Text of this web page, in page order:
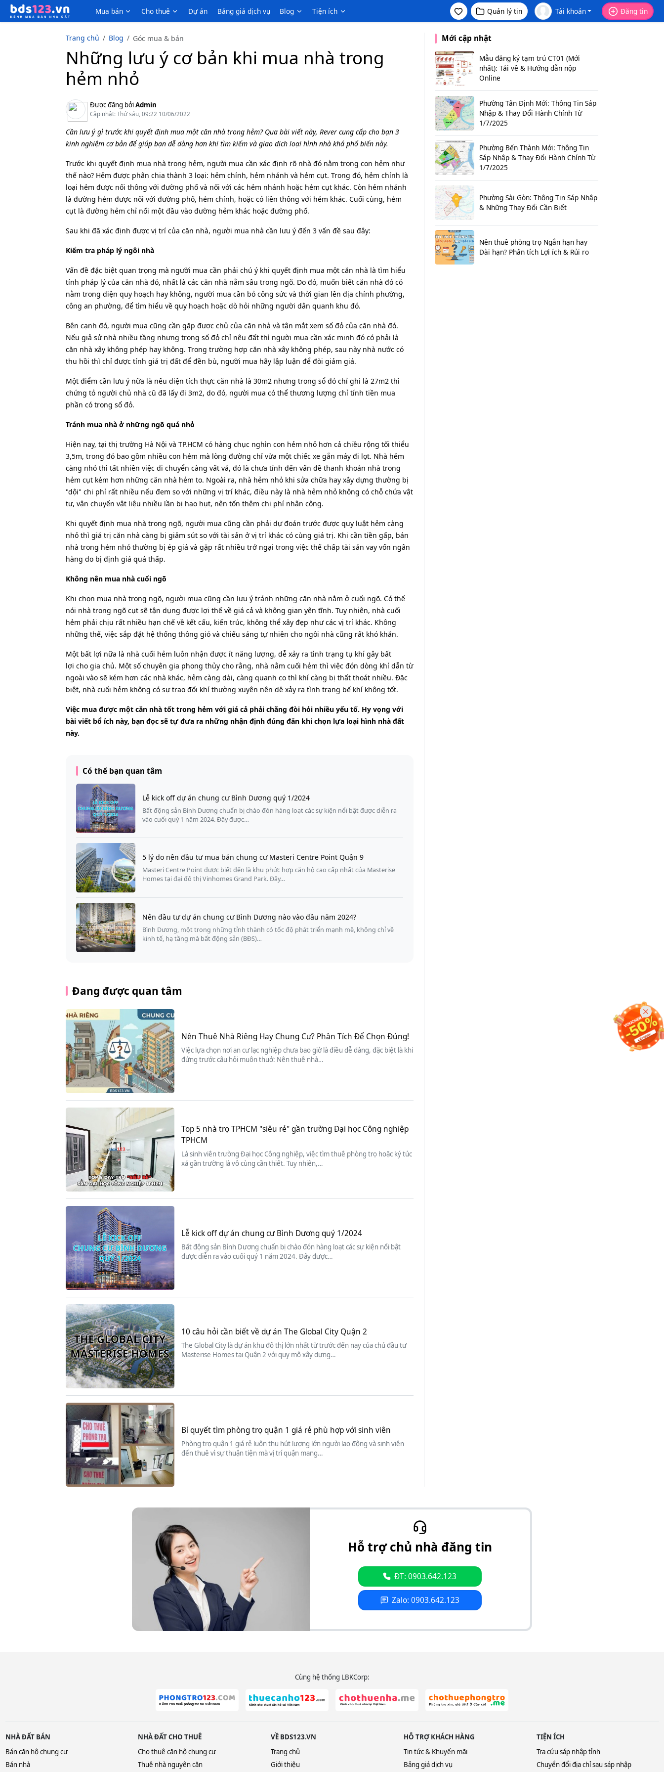
Mua bán Cho thuê Dự án Bảng giá dịch vụ Blog Tiện ích Quản lý tin Tài khoản Đăng tin
Trang chủ Blog Góc mua & bán
Những lưu ý cơ bản khi mua nhà trong
hẻm nhỏ
Được đăng bởiAdmin
Cập nhật: Thứ sáu, 09:22 10/06/2022
Cần lưu ý gì trước khi quyết định mua một căn nhà trong hẻm? Qua bài viết này, Rever cung cấp cho bạn 3
kinh nghiệm cơ bản để giúp bạn dễ dàng hơn khi tìm kiếm và giao dịch loại hình nhà khá phổ biến này.
Trước khi quyết định mua nhà trong hẻm, người mua cần xác định rõ nhà đó nằm trong con hẻm như
thế nào? Hẻm được phân chia thành 3 loại: hẻm chính, hẻm nhánh và hẻm cụt. Trong đó, hẻm chính là
loại hẻm được nối thông với đường phố và nối với các hẻm nhánh hoặc hẻm cụt khác. Còn hẻm nhánh
là đường hẻm được nối với đường phố, hẻm chính, hoặc có liên thông với hẻm khác. Cuối cùng, hẻm
cụt là đường hẻm chỉ nối một đầu vào đường hẻm khác hoặc đường phố.
Sau khi đã xác định được vị trí của căn nhà, người mua nhà cần lưu ý đến 3 vấn đề sau đây:
Kiểm tra pháp lý ngôi nhà
Vấn đề đặc biệt quan trọng mà người mua cần phải chú ý khi quyết định mua một căn nhà là tìm hiểu
tính pháp lý của căn nhà đó, nhất là các căn nhà nằm sâu trong ngõ. Do đó, muốn biết căn nhà đó có
nằm trong diện quy hoạch hay không, người mua cần bỏ công sức và thời gian lên địa chính phường,
công an phường, để tìm hiểu về quy hoạch hoặc dò hỏi những người dân quanh khu đó.
Bên cạnh đó, người mua cũng cần gặp được chủ của căn nhà và tận mắt xem sổ đỏ của căn nhà đó.
Nếu giả sử nhà nhiều tầng nhưng trong sổ đỏ chỉ nêu đất thì người mua cần xác minh đó có phải là
căn nhà xây không phép hay không. Trong trường hợp căn nhà xây không phép, sau này nhà nước có
thu hồi thì chỉ được tính giá trị đất để đền bù, người mua hãy lập luận để đòi giảm giá.
Một điểm cần lưu ý nữa là nếu diện tích thực căn nhà là 30m2 nhưng trong sổ đỏ chỉ ghi là 27m2 thì
chứng tỏ người chủ nhà cũ đã lấy đi 3m2, do đó, người mua có thể thương lượng chỉ tính tiền mua
phần có trong sổ đỏ.
Tránh mua nhà ở những ngõ quá nhỏ
Hiện nay, tại thị trường Hà Nội và TP.HCM có hàng chục nghìn con hẻm nhỏ hơn cả chiều rộng tối thiểu
3,5m, trong đó bao gồm nhiều con hẻm mà lòng đường chỉ vừa một chiếc xe gắn máy đi lọt. Nhà hẻm
càng nhỏ thì tất nhiên việc di chuyển càng vất vả, đó là chưa tính đến vấn đề thanh khoản nhà trong
hẻm cụt kém hơn những căn nhà hẻm to. Ngoài ra, nhà hẻm nhỏ khi sửa chữa hay xây dựng thường bị
"dội" chi phí rất nhiều nếu đem so với những vị trí khác, điều này là nhà hẻm nhỏ không có chỗ chứa vật
tư, vận chuyển vật liệu nhiều lần bị hao hụt, nên tốn thêm chi phí nhân công.
Khi quyết định mua nhà trong ngõ, người mua cũng cần phải dự đoán trước được quy luật hẻm càng
nhỏ thì giá trị căn nhà càng bị giảm sút so với tài sản ở vị trí khác có cùng giá trị. Khi cần tiền gấp, bán
nhà trong hẻm nhỏ thường bị ép giá và gặp rất nhiều trở ngại trong việc thế chấp tài sản vay vốn ngân
hàng do bị định giá quá thấp.
Không nên mua nhà cuối ngõ
Khi chọn mua nhà trong ngõ, người mua cũng cần lưu ý tránh những căn nhà nằm ở cuối ngõ. Có thể
nói nhà trong ngõ cụt sẽ tận dụng được lợi thế về giá cả và không gian yên tĩnh. Tuy nhiên, nhà cuối
hẻm phải chịu rất nhiều hạn chế về kết cấu, kiến trúc, không thể xây đẹp như các vị trí khác. Không
những thế, việc sắp đặt hệ thống thông gió và chiếu sáng tự nhiên cho ngôi nhà cũng rất khó khăn.
Một bất lợi nữa là nhà cuối hẻm luôn nhận được ít năng lượng, dễ xảy ra tình trạng tụ khí gây bất
lợi cho gia chủ. Một số chuyên gia phong thủy cho rằng, nhà nằm cuối hẻm thì việc đón dòng khí dẫn từ
ngoài vào sẽ kém hơn các nhà khác, hẻm càng dài, càng quanh co thì khí càng bị thất thoát nhiều. Đặc
biệt, nhà cuối hẻm không có sự trao đổi khí thường xuyên nên dễ xảy ra tình trạng bế khí không tốt.
Việc mua được một căn nhà tốt trong hẻm với giá cả phải chăng đòi hỏi nhiều yếu tố. Hy vọng với
bài viết bổ ích này, bạn đọc sẽ tự đưa ra những nhận định đúng đắn khi chọn lựa loại hình nhà đất
này.
Có thể bạn quan tâm
Lễ kick off dự án chung cư Bình Dương quý 1/2024
Bất động sản Bình Dương chuẩn bị chào đón hàng loạt các sự kiện nổi bật được diễn ra
vào cuối quý 1 năm 2024. Đây được…
5 lý do nên đầu tư mua bán chung cư Masteri Centre Point Quận 9
Masteri Centre Point được biết đến là khu phức hợp căn hộ cao cấp nhất của Masterise
Homes tại đại đô thị Vinhomes Grand Park. Đây…
Nên đầu tư dự án chung cư Bình Dương nào vào đầu năm 2024?
Bình Dương, một trong những tỉnh thành có tốc độ phát triển mạnh mẽ, không chỉ về
kinh tế, hạ tầng mà bất động sản (BĐS)…
Đang được quan tâm
Nên Thuê Nhà Riêng Hay Chung Cư? Phân Tích Để Chọn Đúng!
Việc lựa chọn nơi an cư lạc nghiệp chưa bao giờ là điều dễ dàng, đặc biệt là khi
đứng trước câu hỏi muôn thuở: Nên thuê nhà…
Top 5 nhà trọ TPHCM "siêu rẻ" gần trường Đại học Công nghiệp
TPHCM
Là sinh viên trường Đại học Công nghiệp, việc tìm thuê phòng trọ hoặc ký túc
xá gần trường là vô cùng cần thiết. Tuy nhiên,…
Lễ kick off dự án chung cư Bình Dương quý 1/2024
Bất động sản Bình Dương chuẩn bị chào đón hàng loạt các sự kiện nổi bật
được diễn ra vào cuối quý 1 năm 2024. Đây được…
10 câu hỏi cần biết về dự án The Global City Quận 2
The Global City là dự án khu đô thị lớn nhất từ trước đến nay của chủ đầu tư
Masterise Homes tại Quận 2 với quy mô xây dựng…
Bí quyết tìm phòng trọ quận 1 giá rẻ phù hợp với sinh viên
Phòng trọ quận 1 giá rẻ luôn thu hút lượng lớn người lao động và sinh viên
đến thuê vì sự thuận tiện mà vị trí quận mang…
Mới cập nhật
Mẫu đăng ký tạm trú CT01 (Mới
nhất): Tải về & Hướng dẫn nộp
Online
Phường Tân Định Mới: Thông Tin Sáp
Nhập & Thay Đổi Hành Chính Từ
1/7/2025
Phường Bến Thành Mới: Thông Tin
Sáp Nhập & Thay Đổi Hành Chính Từ
1/7/2025
Phường Sài Gòn: Thông Tin Sáp Nhập
& Những Thay Đổi Cần Biết
Nên thuê phòng trọ Ngắn hạn hay
Dài hạn? Phân tích Lợi ích & Rủi ro
Hỗ trợ chủ nhà đăng tin
ĐT: 0903.642.123
Zalo: 0903.642.123
Cùng hệ thống LBKCorp:
NHÀ ĐẤT BÁN
Bán căn hộ chung cư
Bán nhà
NHÀ ĐẤT CHO THUÊ
Cho thuê căn hộ chung cư
Thuê nhà nguyên căn
VỀ BDS123.VN
Trang chủ
Giới thiệu
HỖ TRỢ KHÁCH HÀNG
Tin tức & Khuyến mãi
Bảng giá dịch vụ
TIỆN ÍCH
Tra cứu sáp nhập tỉnh
Chuyển đổi địa chỉ sau sáp nhập